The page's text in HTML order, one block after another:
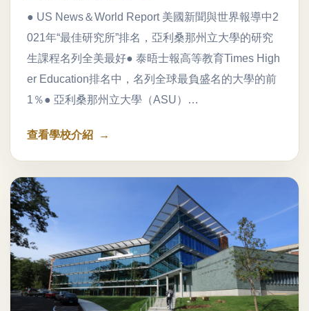
● US News＆World Report 美國新聞與世界報導中2
021年“最佳研究所”排名，亞利桑那州立大學的研究
生課程名列全美最好● 泰晤士報高等教育Times High
er Education排名中，名列全球最負盛名的大學的前
1％● 亞利桑那州立大學（ASU）…
查看學校介紹